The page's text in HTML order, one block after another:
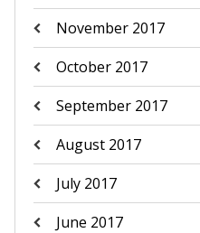
November 2017
October 2017
September 2017
August 2017
July 2017
June 2017